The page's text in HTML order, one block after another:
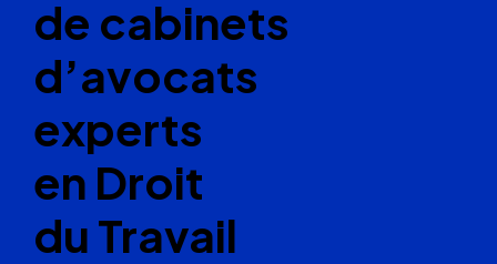
de cabinets
d’avocats
experts
en Droit
du Travail